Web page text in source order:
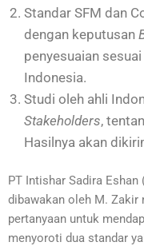
Standar SFM dan
dengan keputusan
penyesuaian
Indonesia.
Studi oleh ahli
Stakeholders,
Hasilnya akan
PT Intishar Sadira Eshan
dibawakan oleh M. Zakir
pertanyaan untuk
menyoroti dua standar